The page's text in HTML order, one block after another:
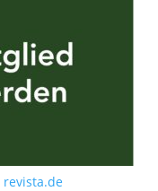
revista.de